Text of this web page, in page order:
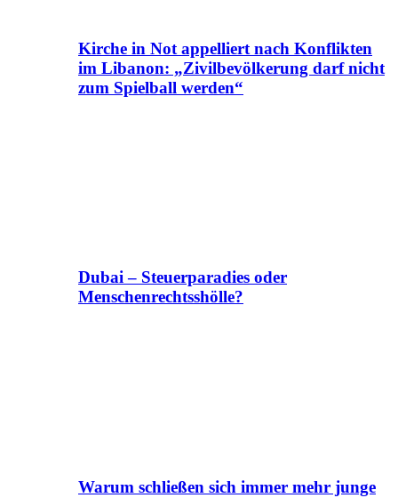
Kirche in Not appelliert nach Konflikten
im Libanon: „Zivilbevölkerung darf nicht
zum Spielball werden“
Dubai – Steuerparadies oder
Menschenrechtsshölle?
Warum schließen sich immer mehr junge